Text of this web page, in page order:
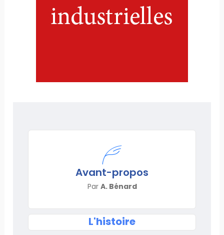
Avant-propos
Par A. Bénard
L'histoire